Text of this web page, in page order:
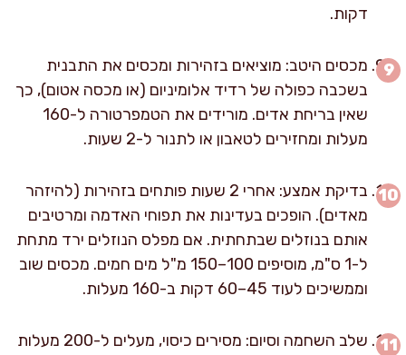
דקות.
מכסים היטב: מוציאים בזהירות ומכסים את התבנית
בשכבה כפולה של רדיד אלומיניום (או מכסה אטום), כך
שאין בריחת אדים. מורידים את הטמפרטורה ל-160
מעלות ומחזירים לטאבון או לתנור ל-2 שעות.
בדיקת אמצע: אחרי 2 שעות פותחים בזהירות (להיזהר
מאדים). הופכים בעדינות את תפוחי האדמה ומרטיבים
אותם בנוזלים שבתחתית. אם מפלס הנוזלים ירד מתחת
ל-1 ס"מ, מוסיפים 100–150 מ"ל מים חמים. מכסים שוב
וממשיכים לעוד 45–60 דקות ב-160 מעלות.
שלב השחמה וסיום: מסירים כיסוי, מעלים ל-200 מעלות